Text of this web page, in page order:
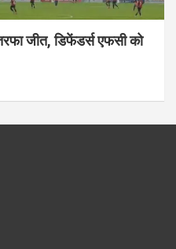
जीत, डिफेंडर्स एफसी को